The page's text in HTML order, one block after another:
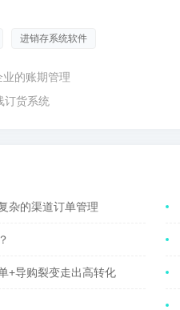
进销存系统软件
的账期管理
订货系统
杂的渠道订单管理
+导购裂变走出高转化